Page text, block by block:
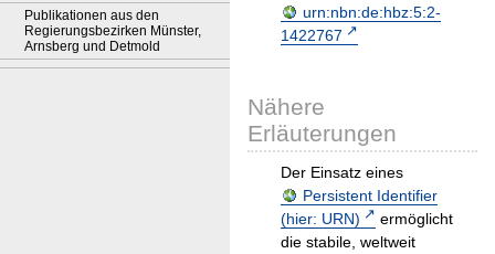
Publikationen aus den
Regierungsbezirken Münster,
Arnsberg und Detmold
urn:nbn:de:hbz:5:2-
1422767
Nähere
Erläuterungen
Der Einsatz eines
Persistent Identifier
(hier: URN)
ermöglicht
die stabile, weltweit